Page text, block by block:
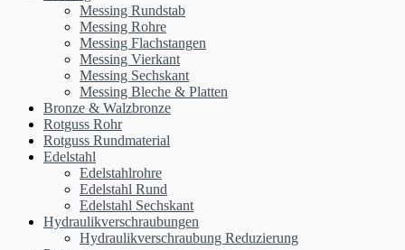
Messing Rundstab
Messing Rohre
Messing Flachstangen
Messing Vierkant
Messing Sechskant
Messing Bleche & Platten
Bronze & Walzbronze
Rotguss Rohr
Rotguss Rundmaterial
Edelstahl
Edelstahlrohre
Edelstahl Rund
Edelstahl Sechskant
Hydraulikverschraubungen
Hydraulikverschraubung Reduzierung